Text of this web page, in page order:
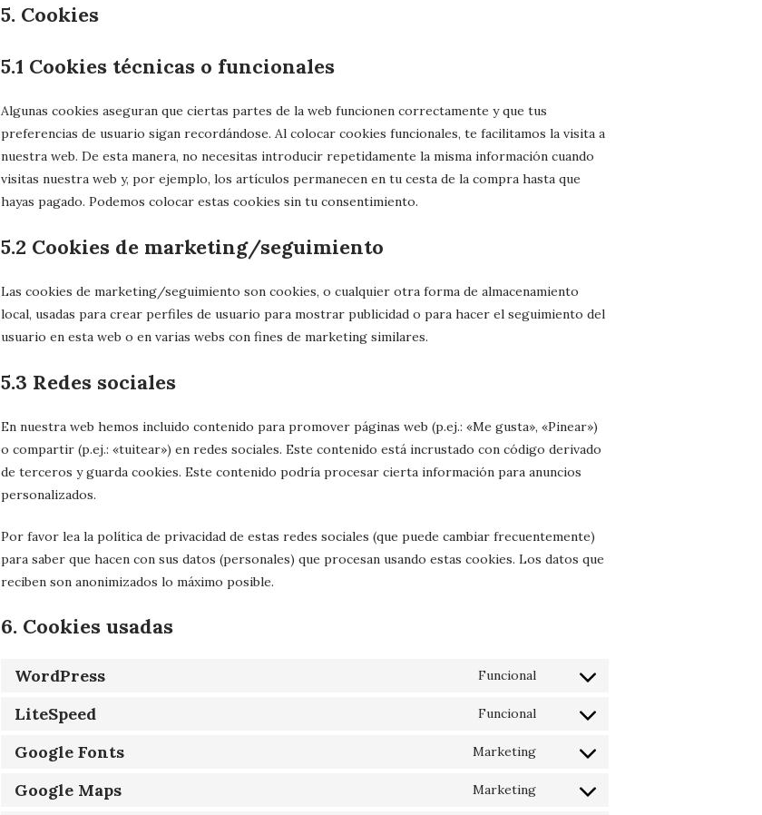
5. Cookies
5.1 Cookies técnicas o funcionales
Algunas cookies aseguran que ciertas partes de la web funcionen correctamente y que tus
preferencias de usuario sigan recordándose. Al colocar cookies funcionales, te facilitamos la visita a
nuestra web. De esta manera, no necesitas introducir repetidamente la misma información cuando
visitas nuestra web y, por ejemplo, los artículos permanecen en tu cesta de la compra hasta que
hayas pagado. Podemos colocar estas cookies sin tu consentimiento.
5.2 Cookies de marketing/seguimiento
Las cookies de marketing/seguimiento son cookies, o cualquier otra forma de almacenamiento
local, usadas para crear perfiles de usuario para mostrar publicidad o para hacer el seguimiento del
usuario en esta web o en varias webs con fines de marketing similares.
5.3 Redes sociales
En nuestra web hemos incluido contenido para promover páginas web (p.ej.: «Me gusta», «Pinear»)
o compartir (p.ej.: «tuitear») en redes sociales. Este contenido está incrustado con código derivado
de terceros y guarda cookies. Este contenido podría procesar cierta información para anuncios
personalizados.
Por favor lea la política de privacidad de estas redes sociales (que puede cambiar frecuentemente)
para saber que hacen con sus datos (personales) que procesan usando estas cookies. Los datos que
reciben son anonimizados lo máximo posible.
6. Cookies usadas
WordPress Funcional
Consent
wordpress
LiteSpeed Funcional
Consent
litespeed
Google Fonts Marketing
Consent
Google Maps Marketing
Consent